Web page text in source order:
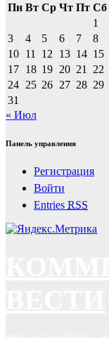
Пн Вт Ср Чт Пт Сб
1
3
4 5 6 7 8
10 11 12 13 14 15
17 18 19 20 21 22
24 25 26 27 28 29
31
« Июл
Панель управления
Регистрация
Войти
Entries RSS